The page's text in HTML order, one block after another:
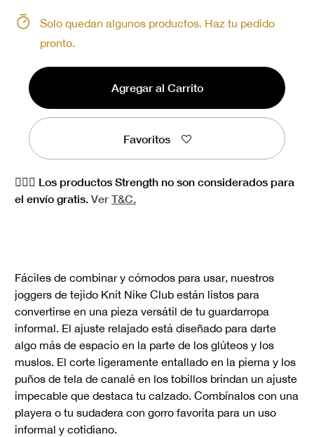
Solo quedan algunos productos. Haz tu pedido
pronto.
Agregar al Carrito
Favoritos
🏋🏻‍♀️ Los productos Strength no son considerados para
el envío gratis. Ver T&C.
Fáciles de combinar y cómodos para usar, nuestros
joggers de tejido Knit Nike Club están listos para
convertirse en una pieza versátil de tu guardarropa
informal. El ajuste relajado está diseñado para darte
algo más de espacio en la parte de los glúteos y los
muslos. El corte ligeramente entallado en la pierna y los
puños de tela de canalé en los tobillos brindan un ajuste
impecable que destaca tu calzado. Combínalos con una
playera o tu sudadera con gorro favorita para un uso
informal y cotidiano.